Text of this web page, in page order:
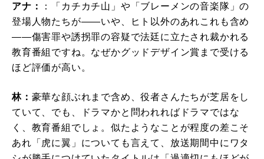
アナ：
：「カチカチ山」や「ブレーメンの音楽隊」の
登場人物たちが――いや、ヒト以外のあれこれも含め
――傷害罪や誘拐罪の容疑で法廷に立たされ裁かれる
教育番組ですね。なぜかグッドデザイン賞まで受ける
ほど評価が高い。
林： 豪華な顔ぶれまで含め、役者さんたちが芝居をし
ていて、でも、ドラマかと問われればドラマではな
く、教育番組でしょ。似たようなことが程度の差こそ
あれ「虎に翼」についても言えて、放送期間中にワタ